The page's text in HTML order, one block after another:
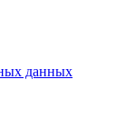
данных